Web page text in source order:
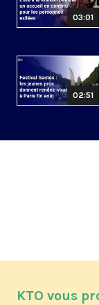
03:01
02:51
KTO vous